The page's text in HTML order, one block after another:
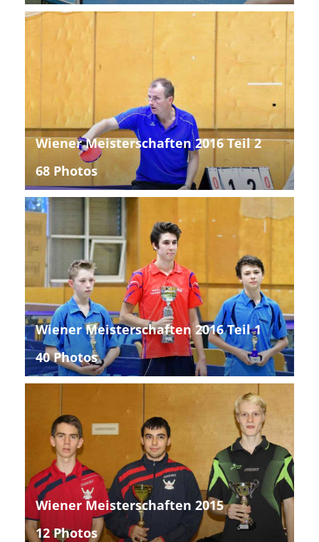
Wiener Meisterschaften 2016 Teil 2
68 Photos
Wiener Meisterschaften 2016 Teil 1
40 Photos
Wiener Meisterschaften 2015
12 Photos